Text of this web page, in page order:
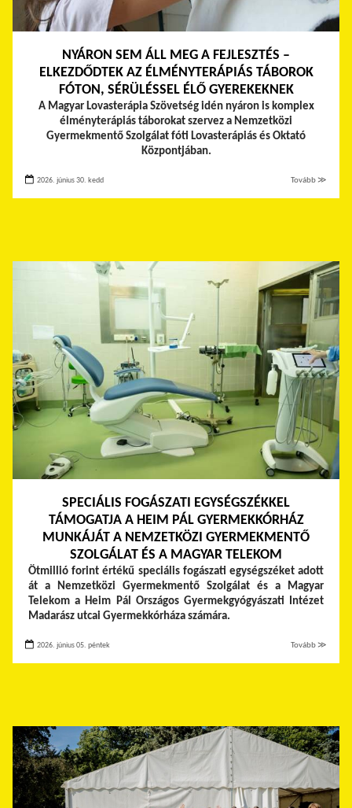
NYÁRON SEM ÁLL MEG A FEJLESZTÉS –
ELKEZDŐDTEK AZ ÉLMÉNYTERÁPIÁS TÁBOROK
FÓTON, SÉRÜLÉSSEL ÉLŐ GYEREKEKNEK
A Magyar Lovasterápia Szövetség idén nyáron is komplex
élményterápiás táborokat szervez a Nemzetközi
Gyermekmentő Szolgálat fóti Lovasterápiás és Oktató
Központjában.
2026. június 30. kedd Tovább ≫
SPECIÁLIS FOGÁSZATI EGYSÉGSZÉKKEL
TÁMOGATJA A HEIM PÁL GYERMEKKÓRHÁZ
MUNKÁJÁT A NEMZETKÖZI GYERMEKMENTŐ
SZOLGÁLAT ÉS A MAGYAR TELEKOM
Ötmillió forint értékű speciális fogászati egységszéket adott
át a Nemzetközi Gyermekmentő Szolgálat és a Magyar
Telekom a Heim Pál Országos Gyermekgyógyászati Intézet
Madarász utcai Gyermekkórháza számára.
2026. június 05. péntek Tovább ≫